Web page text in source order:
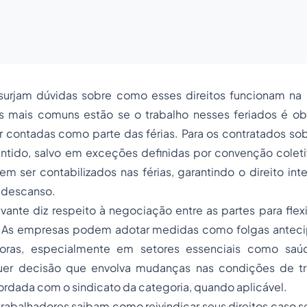
dúvidas sobre como esses direitos funcionam na
mais comuns estão se o trabalho nesses feriados é
como parte das férias. Para os contratados
salvo em exceções definidas por convenção
ser contabilizados nas férias, garantindo o direito
diz respeito à negociação entre as partes para
empresas podem adotar medidas como folgas
especialmente em setores essenciais como
decisão que envolva mudanças nas condições de
com o sindicato da categoria, quando aplicável.